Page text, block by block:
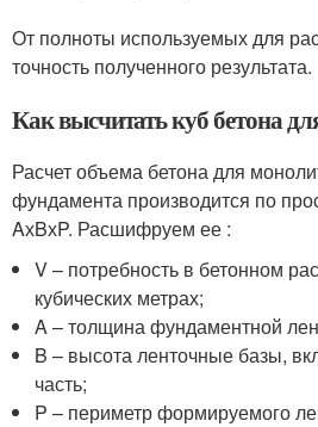
От полноты используемых для
точность полученного результата.
Как высчитать куб бетона
Расчет объема бетона для
фундамента производится по
AхBхP. Расшифруем ее :
V – потребность в бетонном
кубических метрах;
A – толщина фундаментной
B – высота ленточные базы,
часть;
P – периметр формируемого